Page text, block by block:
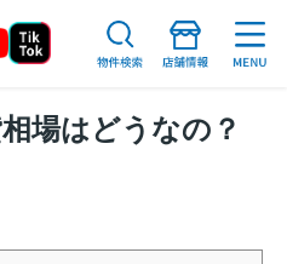
場はどうなの？